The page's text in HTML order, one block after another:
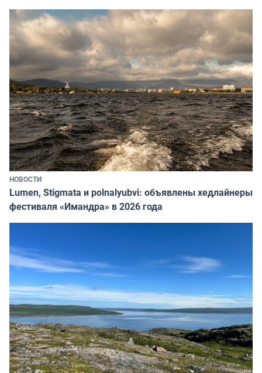
НОВОСТИ
Lumen, Stigmata и polnalyubvi: объявлены хедлайнеры
фестиваля «Имандра» в 2026 года